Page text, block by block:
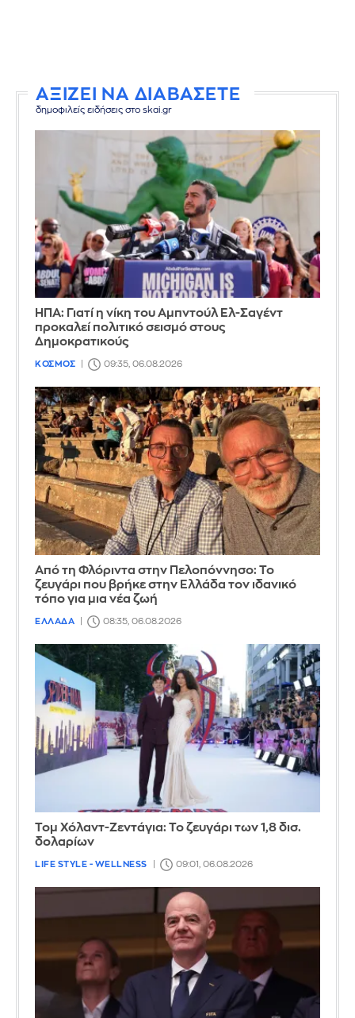
ΑΞΙΖΕΙ ΝΑ ΔΙΑΒΑΣΕΤΕ
δημοφιλείς ειδήσεις στο skai.gr
ΗΠΑ: Γιατί η νίκη του Αμπντούλ Ελ-Σαγέντ
προκαλεί πολιτικό σεισμό στους
Δημοκρατικούς
ΚΟΣΜΟΣ 09:35, 06.08.2026
Από τη Φλόριντα στην Πελοπόννησο: Το
ζευγάρι που βρήκε στην Ελλάδα τον ιδανικό
τόπο για μια νέα ζωή
ΕΛΛΑΔΑ 08:35, 06.08.2026
Τομ Χόλαντ-Ζεντάγια: Το ζευγάρι των 1,8 δισ.
δολαρίων
LIFE STYLE - WELLNESS 09:01, 06.08.2026